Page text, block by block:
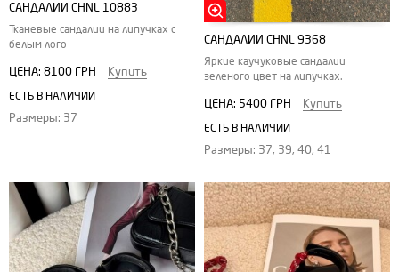
САНДАЛИИ CHNL 10883
Тканевые сандалии на липучках с
белым лого
ЦЕНА: 8100 ГРН Купить
ЕСТЬ В НАЛИЧИИ
Размеры: 37
САНДАЛИИ CHNL 9368
Яркие каучуковые сандалии
зеленого цвет на липучках.
ЦЕНА: 5400 ГРН Купить
ЕСТЬ В НАЛИЧИИ
Размеры: 37, 39, 40, 41